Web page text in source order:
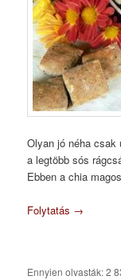
Olyan jó néha
a legtöbb sós
Ebben a chia
Folytatás →
Ennyien olvasták: 2